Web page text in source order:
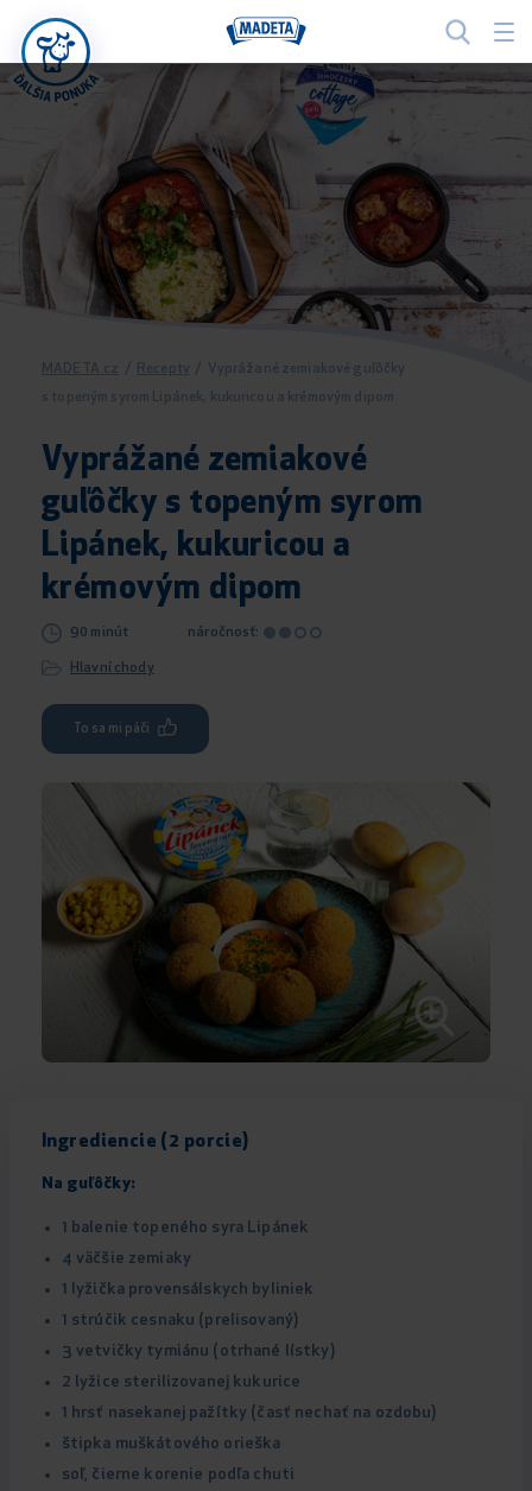
MADETA.cz / Recepty /
Vyprážané zemiakové guľôčky
s topeným syrom Lipánek, kukuricou a krémovým dipom
Vyprážané zemiakové
guľôčky s topeným syrom
Lipánek, kukuricou a
krémovým dipom
90 minút náročnosť:
Hlavní chody
To sa mi páči
Ingrediencie (2 porcie)
Na guľôčky:
1 balenie topeného syra Lipánek
4 väčšie zemiaky
1 lyžička provensálskych byliniek
1 strúčik cesnaku (prelisovaný)
3 vetvičky tymiánu (otrhané lístky)
2 lyžice sterilizovanej kukurice
1 hrsť nasekanej pažítky (časť nechať na ozdobu)
štipka muškátového orieška
soľ, čierne korenie podľa chuti